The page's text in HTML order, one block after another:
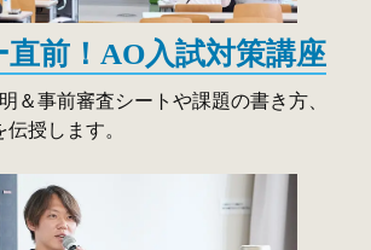
前！ AO入試対策講座
＆事前審査シートや課題の書き方、
授します。